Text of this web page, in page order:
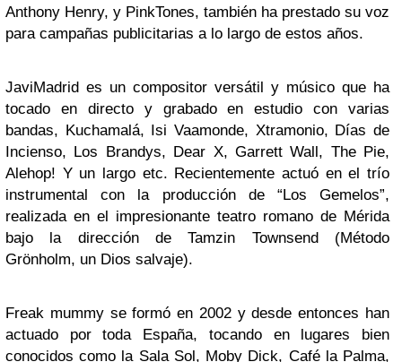
Anthony Henry, y PinkTones, también ha prestado su voz
para campañas publicitarias a lo largo de estos años.
JaviMadrid es un compositor versátil y músico que ha
tocado en directo y grabado en estudio con varias
bandas, Kuchamalá, Isi Vaamonde, Xtramonio, Días de
Incienso, Los Brandys, Dear X, Garrett Wall, The Pie,
Alehop! Y un largo etc. Recientemente actuó en el trío
instrumental con la producción de “Los Gemelos”,
realizada en el impresionante teatro romano de Mérida
bajo la dirección de Tamzin Townsend (Método
Grönholm, un Dios salvaje).
Freak mummy se formó en 2002 y desde entonces han
actuado por toda España, tocando en lugares bien
conocidos como la Sala Sol, Moby Dick, Café la Palma,